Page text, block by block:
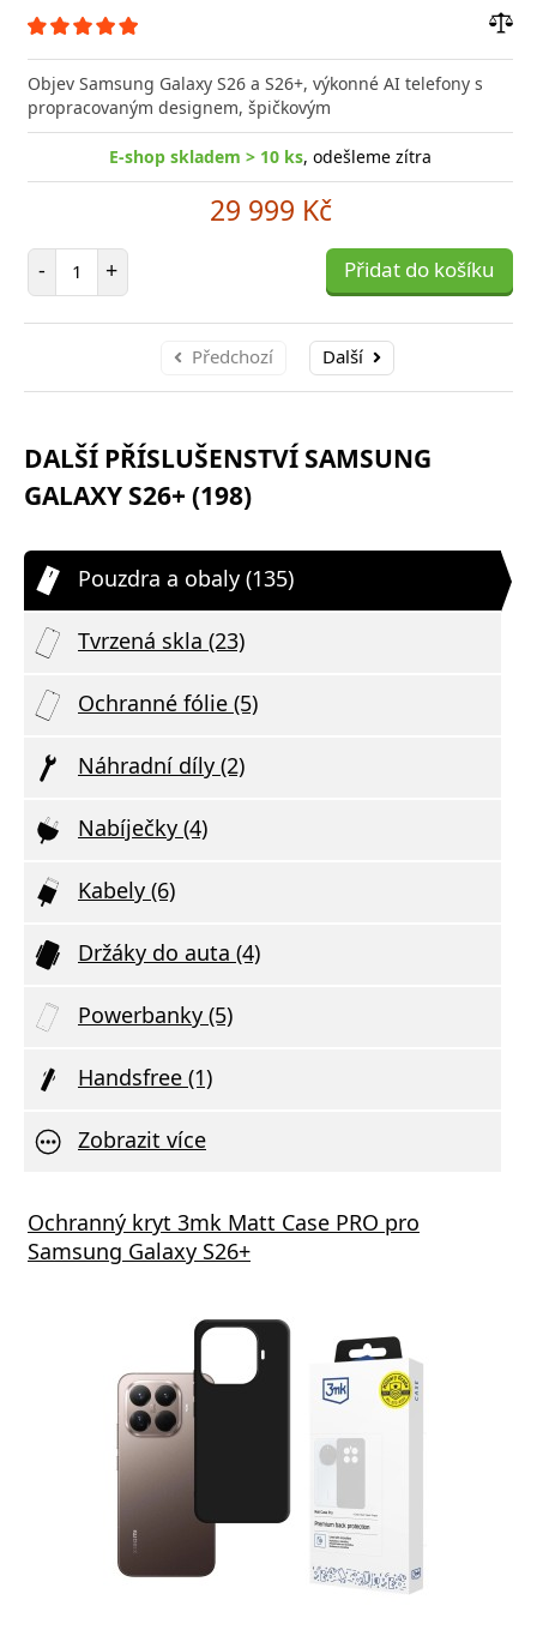
Objev Samsung Galaxy S26 a S26+, výkonné AI telefony s
propracovaným designem, špičkovým
E-shop skladem > 10 ks, odešleme zítra
29 999 Kč
- Počet položek
+ Přidat do košíku
Předchozí Další
DALŠÍ PŘÍSLUŠENSTVÍ SAMSUNG
GALAXY S26+ (198)
Pouzdra a obaly (135)
Tvrzená skla (23)
Ochranné fólie (5)
Náhradní díly (2)
Nabíječky (4)
Kabely (6)
Držáky do auta (4)
Powerbanky (5)
Handsfree (1)
Zobrazit více
Ochranný kryt 3mk Matt Case PRO pro
Samsung Galaxy S26+